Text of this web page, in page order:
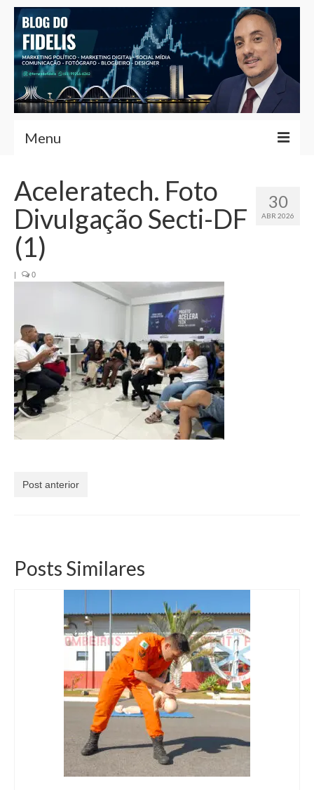
Menu
Fernando Fidelis
Café com Fidelis
Notícias Brasília
30
ABR 2026
Aceleratech. Foto
Divulgação Secti-DF
(1)
| 0
Post anterior
Posts Similares